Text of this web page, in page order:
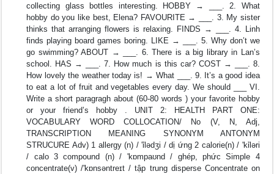
collecting glass bottles interesting. HOBBY → ___. 2. What
hobby do you like best, Elena? FAVOURITE → ___. 3. My sister
thinks that arranging flowers is relaxing. FINDS → ___. 4. Linh
finds playing board games boring. LIKE → ___. 5. Why don’t we
go swimming? ABOUT → ___. 6. There is a big library in Lan’s
school. HAS → ___. 7. How much is this car? COST → ___. 8.
How lovely the weather today is! → What ___. 9. It’s a good idea
to eat a lot of fruit and vegetables every day. We should ___ VI.
Write a short paragragh about (60-80 words ) your favorite hobby
or your friend’s hobby . UNIT 2: HEALTH PART ONE:
VOCABULARY WORD COLLOCATION/ No (V, N, Adj,
TRANSCRIPTION MEANING SYNONYM ANTONYM
STRUCURE Adv) 1 allergy (n) / 'ỉlədʒi / dị ứng 2 calorie(n) / 'kỉləri
/ calo 3 compound (n) / 'kɒmpaʊnd / ghép, phức Simple 4
concentrate(v) /'kɒnsəntreɪt / tập trung disperse Concentrate on